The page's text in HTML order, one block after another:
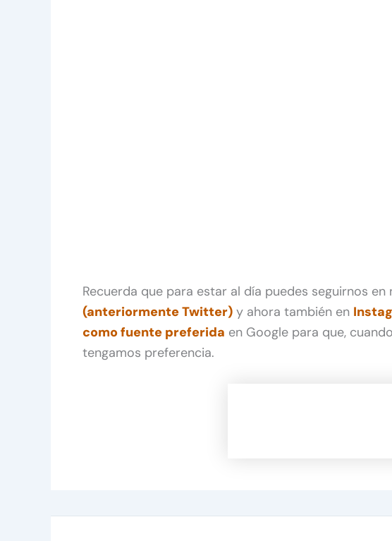
Recuerda que para estar al día puedes seguirnos
(anteriormente Twitter) y ahora también en
como fuente preferida en Google para que,
tengamos preferencia.